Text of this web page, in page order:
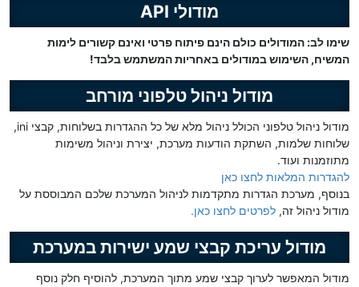
מודולי API
שימו לב: המודולים כולם הינם פיתוח פרטי ואינם קשורים לימות
המשיח, השימוש במודולים באחריות המשתמש בלבד!
מודול ניהול טלפוני מורחב
מודול ניהול טלפוני הכולל ניהול מלא של כל ההגדרות בשלוחות, קבצי ini,
שלוחות שלמות, השתקת הודעות מערכת, יצירת וניהול משימות
מתוזמנות ועוד.
להגדרות המלאות לחצו כאן
בנוסף, מערכת הגדרות מתקדמות לניהול המערכת שלכם המבוססת על
מודול ניהול זה, לפרטים לחצו כאן.
מודול עריכת קבצי שמע ישירות במערכת
מודול המאפשר לערוך קבצי שמע מתוך המערכת, להוסיף חלק נוסף